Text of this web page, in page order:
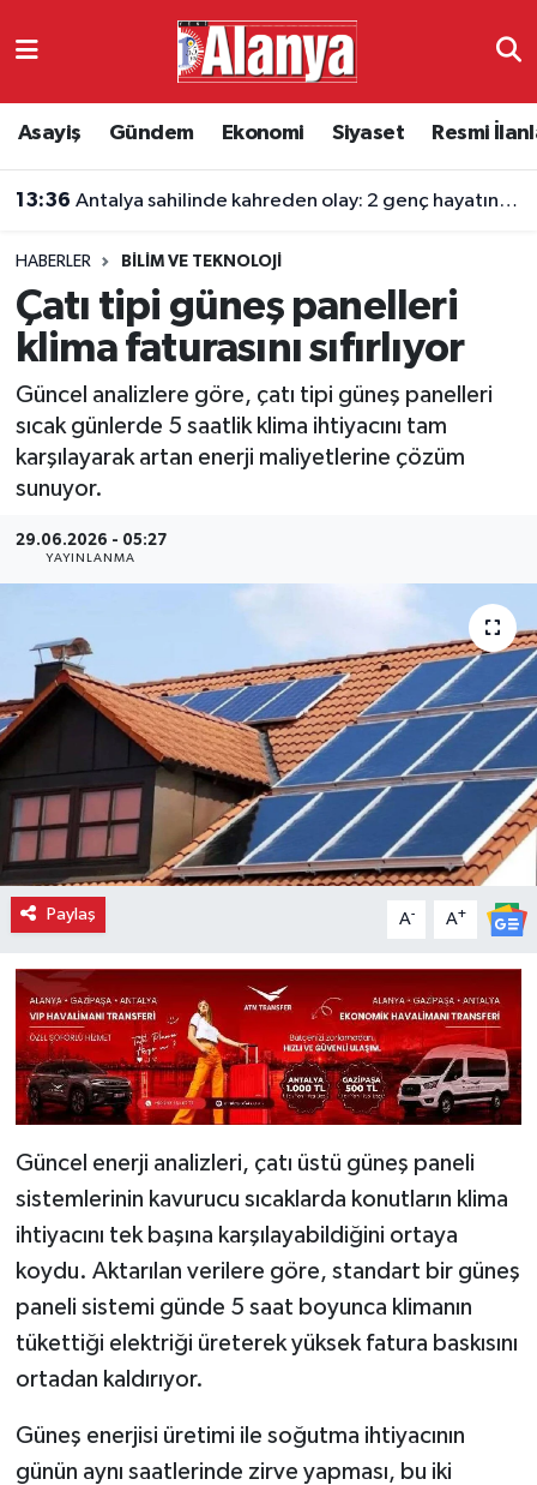
Asayiş Gündem Ekonomi Siyaset Resmi
13:36 Antalya sahilinde kahreden olay: 2 genç hayatını kaybetti
HABERLER BILIM VE TEKNOLOJI
Çatı tipi güneş panelleri
klima faturasını sıfırlıyor
Güncel analizlere göre, çatı tipi güneş panelleri
sıcak günlerde 5 saatlik klima ihtiyacını tam
karşılayarak artan enerji maliyetlerine çözüm
sunuyor.
29.06.2026 - 05:27
YAYINLANMA
Paylaş A- A+
Güncel enerji analizleri, çatı üstü güneş paneli
sistemlerinin kavurucu sıcaklarda konutların klima
ihtiyacını tek başına karşılayabildiğini ortaya
koydu. Aktarılan verilere göre, standart bir güneş
paneli sistemi günde 5 saat boyunca klimanın
tükettiği elektriği üreterek yüksek fatura baskısını
ortadan kaldırıyor.
Güneş enerjisi üretimi ile soğutma ihtiyacının
günün aynı saatlerinde zirve yapması, bu iki
Ekonomi
Resmi İlanlar
Alanyaspor
Turizm
Antalya Namaz Vakitleri
Antalya Trafik Yoğunluk Haritası
Süper Lig Puan Durumu ve Fikstür
Tüm Manşetler
Son Dakika Haberleri